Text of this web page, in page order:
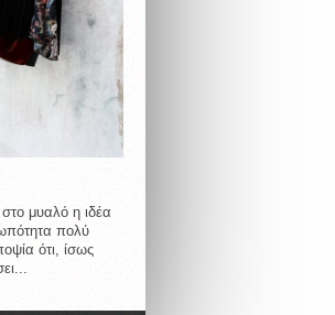
μυαλό η ιδέα
πολύ
ότι, ίσως